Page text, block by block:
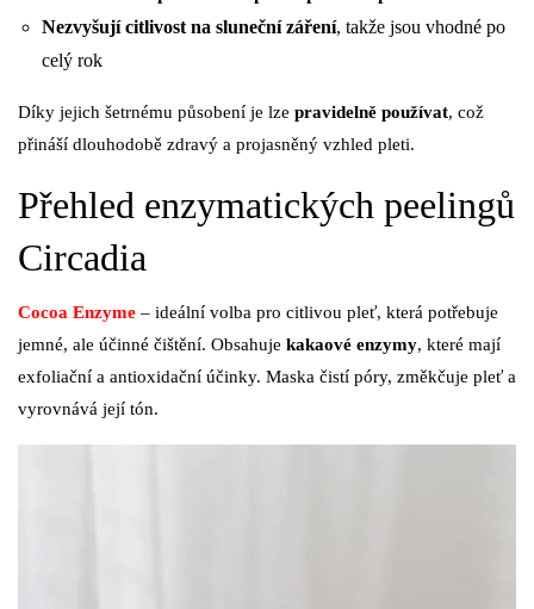
Nezvyšují citlivost na sluneční záření, takže jsou vhodné po
celý rok
Díky jejich šetrnému působení je lze pravidelně používat, což
přináší dlouhodobě zdravý a projasněný vzhled pleti.
Přehled enzymatických peelingů
Circadia
Cocoa Enzyme – ideální volba pro citlivou pleť, která potřebuje
jemné, ale účinné čištění. Obsahuje kakaové enzymy, které mají
exfoliační a antioxidační účinky. Maska čistí póry, změkčuje pleť a
vyrovnává její tón.